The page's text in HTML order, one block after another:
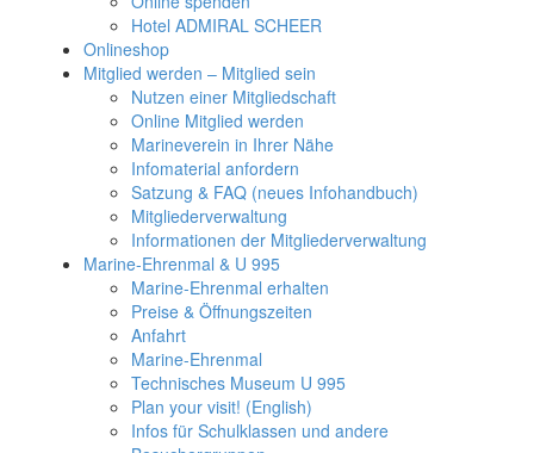
Hotel ADMIRAL SCHEER
Onlineshop
Mitglied werden – Mitglied sein
Nutzen einer Mitgliedschaft
Online Mitglied werden
Marineverein in Ihrer Nähe
Infomaterial anfordern
Satzung & FAQ (neues Infohandbuch)
Mitgliederverwaltung
Informationen der Mitgliederverwaltung
Marine-Ehrenmal & U 995
Marine-Ehrenmal erhalten
Preise & Öffnungszeiten
Anfahrt
Marine-Ehrenmal
Technisches Museum U 995
Plan your visit! (English)
Infos für Schulklassen und andere